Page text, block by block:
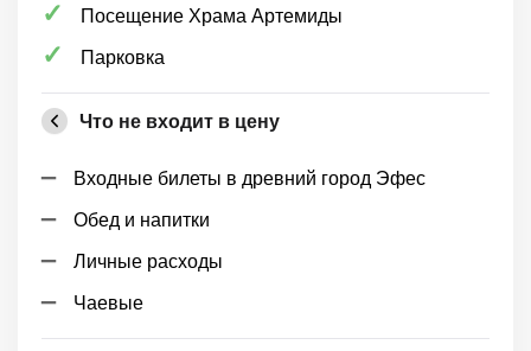
Посещение Храма Артемиды
Парковка
Что не входит в цену
Входные билеты в древний город Эфес
Обед и напитки
Личные расходы
Чаевые